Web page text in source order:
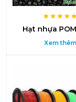
Hạt nhựa
Xem thêm